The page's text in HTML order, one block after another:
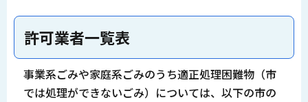
許可業者一覧表
事業系ごみや家庭系ごみのうち適正処理困難物（市
では処理ができないごみ）については、以下の市の